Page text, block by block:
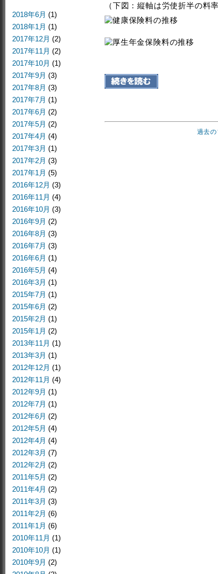
（下図：縦軸は労使折半の料
過去
2018年6月 (1)
2018年1月 (1)
2017年12月 (2)
2017年11月 (2)
2017年10月 (1)
2017年9月 (3)
2017年8月 (3)
2017年7月 (1)
2017年6月 (2)
2017年5月 (2)
2017年4月 (4)
2017年3月 (1)
2017年2月 (3)
2017年1月 (5)
2016年12月 (3)
2016年11月 (4)
2016年10月 (3)
2016年9月 (2)
2016年8月 (3)
2016年7月 (3)
2016年6月 (1)
2016年5月 (4)
2016年3月 (1)
2015年7月 (1)
2015年6月 (2)
2015年2月 (1)
2015年1月 (2)
2013年11月 (1)
2013年3月 (1)
2012年12月 (1)
2012年11月 (4)
2012年9月 (1)
2012年7月 (1)
2012年6月 (2)
2012年5月 (4)
2012年4月 (4)
2012年3月 (7)
2012年2月 (2)
2011年5月 (2)
2011年4月 (2)
2011年3月 (3)
2011年2月 (6)
2011年1月 (6)
2010年11月 (1)
2010年10月 (1)
2010年9月 (2)